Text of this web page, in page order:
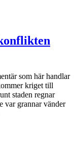
som här handlar
kriget till
staden regnar
var grannar vänder